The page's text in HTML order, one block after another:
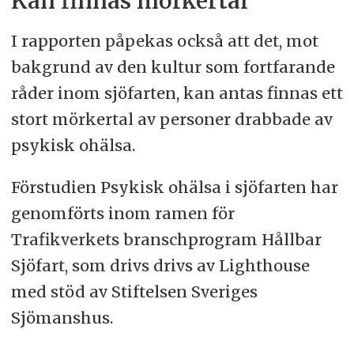
I rapporten påpekas också att det, mot
bakgrund av den kultur som fortfarande
råder inom sjöfarten, kan antas finnas ett
stort mörkertal av personer drabbade av
psykisk ohälsa.
Förstudien Psykisk ohälsa i sjöfarten har
genomförts inom ramen för
Trafikverkets branschprogram Hållbar
Sjöfart, som drivs drivs av Lighthouse
med stöd av Stiftelsen Sveriges
Sjömanshus.